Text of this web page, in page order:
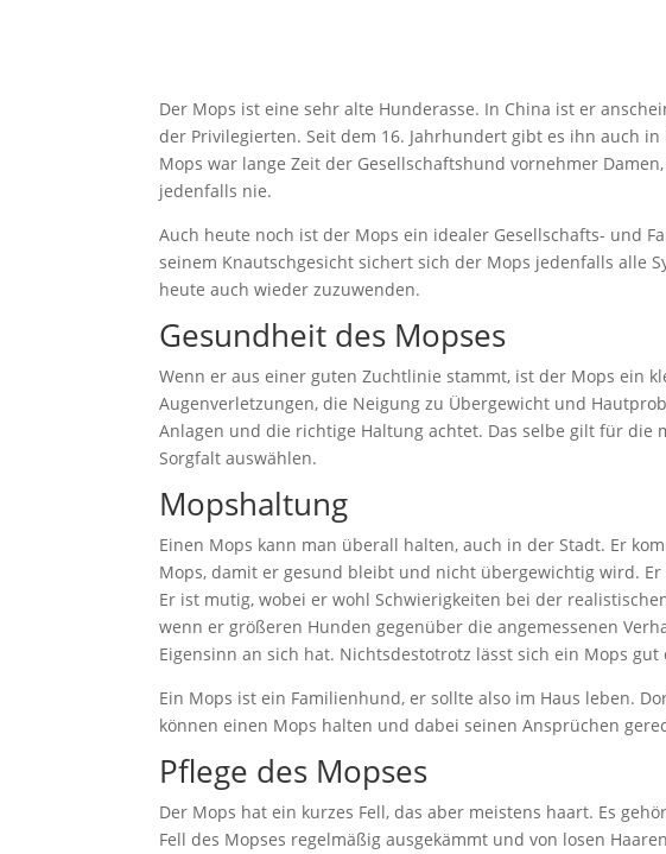
Der Mops ist eine sehr alte Hunderasse. In China ist er
der Privilegierten. Seit dem 16. Jahrhundert gibt es ihn auch
Mops war lange Zeit der Gesellschaftshund vornehmer
jedenfalls nie.
Auch heute noch ist der Mops ein idealer Gesellschafts- und
seinem Knautschgesicht sichert sich der Mops jedenfalls alle
heute auch wieder zuzuwenden.
Gesundheit des Mopses
Wenn er aus einer guten Zuchtlinie stammt, ist der Mops ein
Augenverletzungen, die Neigung zu Übergewicht und
Anlagen und die richtige Haltung achtet. Das selbe gilt für die
Sorgfalt auswählen.
Mopshaltung
Einen Mops kann man überall halten, auch in der Stadt. Er
Mops, damit er gesund bleibt und nicht übergewichtig wird.
Er ist mutig, wobei er wohl Schwierigkeiten bei der
wenn er größeren Hunden gegenüber die angemessenen
Eigensinn an sich hat. Nichtsdestotrotz lässt sich ein Mops gut
Ein Mops ist ein Familienhund, er sollte also im Haus leben.
können einen Mops halten und dabei seinen Ansprüchen
Pflege des Mopses
Der Mops hat ein kurzes Fell, das aber meistens haart. Es
Fell des Mopses regelmäßig ausgekämmt und von losen